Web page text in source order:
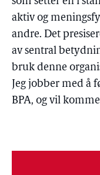
aktiv og
andre. Det
av sentral
bruk denne
Jeg jobber med å
BPA, og vil